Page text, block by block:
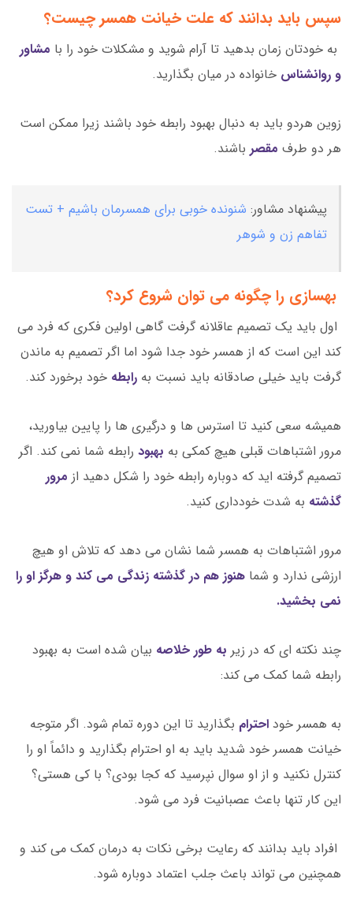
سپس باید بدانند که علت خیانت همسر چیست؟
به خودتان زمان بدهید تا آرام شوید و مشکلات خود را با مشاور
و روانشناس خانواده در میان بگذارید.
زوین هردو باید به دنبال بهبود رابطه خود باشند زیرا ممکن است
هر دو طرف مقصر باشند.
پیشنهاد مشاور: شنونده خوبی برای همسرمان باشیم + تست
تفاهم زن و شوهر
بهسازی را چگونه می توان شروع کرد؟
اول باید یک تصمیم عاقلانه گرفت گاهی اولین فکری که فرد می
کند این است که از همسر خود جدا شود اما اگر تصمیم به ماندن
گرفت باید خیلی صادقانه باید نسبت به رابطه خود برخورد کند.
همیشه سعی کنید تا استرس ها و درگیری ها را پایین بیاورید،
مرور اشتباهات قبلی هیچ کمکی به بهبود رابطه شما نمی کند. اگر
تصمیم گرفته اید که دوباره رابطه خود را شکل دهید از مرور
گذشته به شدت خودداری کنید.
مرور اشتباهات به همسر شما نشان می دهد که تلاش او هیچ
ارزشی ندارد و شما هنوز هم در گذشته زندگی می کند و هرگز او را
نمی بخشید.
چند نکته ای که در زیر به طور خلاصه بیان شده است به بهبود
رابطه شما کمک می کند:
به همسر خود احترام بگذارید تا این دوره تمام شود. اگر متوجه
خیانت همسر خود شدید باید به او احترام بگذارید و دائماً او را
کنترل نکنید و از او سوال نپرسید که کجا بودی؟ با کی هستی؟
این کار تنها باعث عصبانیت فرد می شود.
افراد باید بدانند که رعایت برخی نکات به درمان کمک می کند و
همچنین می تواند باعث جلب اعتماد دوباره شود.